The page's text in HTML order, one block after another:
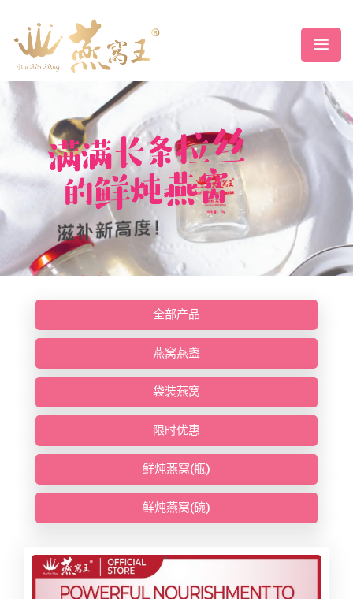
全部产品
燕窝燕盏
袋装燕窝
限时优惠
鲜炖燕窝(瓶)
鲜炖燕窝(碗)